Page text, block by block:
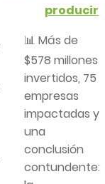
producir
📊 Más de
$578 millones
invertidos, 75
empresas
impactadas y
una
conclusión
contundente: